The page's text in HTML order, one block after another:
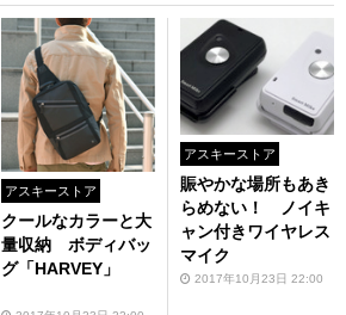
アスキーストア
クールなカラーと大
量収納 ボディバッ
グ「HARVEY」
アスキーストア
賑やかな場所もあき
らめない！ ノイキ
ャン付きワイヤレス
マイク
2017年10月23日 22:00